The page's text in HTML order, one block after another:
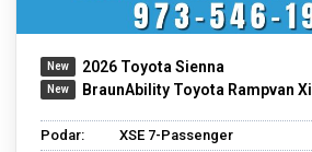
2026 Toyota Sienna
BraunAbility Toyota Rampvan Xi
Podar:
XSE 7-Passenger